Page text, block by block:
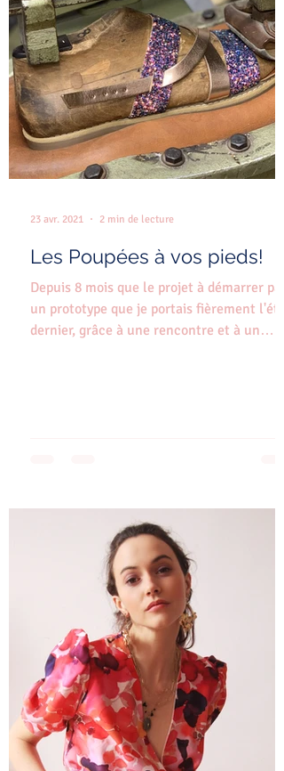
Les Poupées à vos pieds!
Depuis 8 mois que le projet à démarrer par
un prototype que je portais fièrement l'été
dernier, grâce à une rencontre et à un
23 avr. 2021 2 min de lecture